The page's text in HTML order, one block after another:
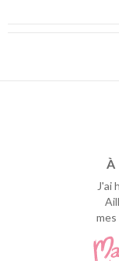
À
J'ai
mes